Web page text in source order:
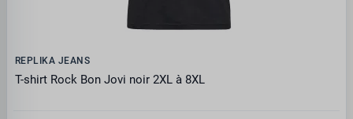
REPLIKA JEANS
T-shirt Rock Bon Jovi noir 2XL à 8XL